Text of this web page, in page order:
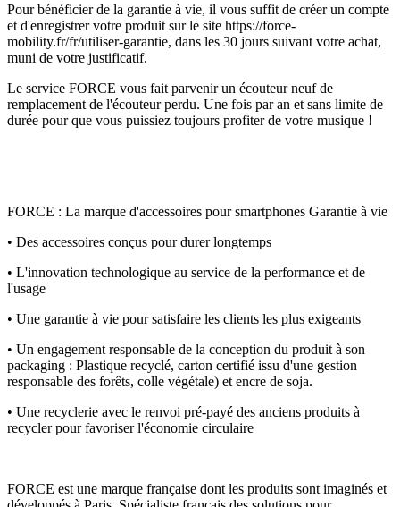
Pour bénéficier de la garantie à vie, il vous suffit de créer un compte
et d'enregistrer votre produit sur le site https://force-
mobility.fr/fr/utiliser-garantie, dans les 30 jours suivant votre achat,
muni de votre justificatif.
Le service FORCE vous fait parvenir un écouteur neuf de
remplacement de l'écouteur perdu. Une fois par an et sans limite de
durée pour que vous puissiez toujours profiter de votre musique !
FORCE : La marque d'accessoires pour smartphones Garantie à vie
• Des accessoires conçus pour durer longtemps
• L'innovation technologique au service de la performance et de
l'usage
• Une garantie à vie pour satisfaire les clients les plus exigeants
• Un engagement responsable de la conception du produit à son
packaging : Plastique recyclé, carton certifié issu d'une gestion
responsable des forêts, colle végétale) et encre de soja.
• Une recyclerie avec le renvoi pré-payé des anciens produits à
recycler pour favoriser l'économie circulaire
FORCE est une marque française dont les produits sont imaginés et